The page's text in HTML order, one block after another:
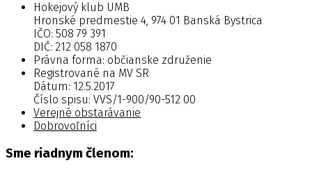
Hokejový klub UMB
Hronské predmestie 4, 974 01 Banská Bystrica
IČO: 508 79 391
DIČ: 212 058 1870
Právna forma: občianske združenie
Registrované na MV SR
Dátum: 12.5.2017
Číslo spisu: VVS/1-900/90-512 00
Verejné obstarávanie
Dobrovoľníci
Sme riadnym členom: